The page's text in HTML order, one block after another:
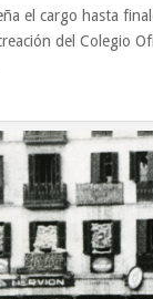
el cargo hasta
del Colegio